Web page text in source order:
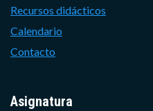
Recursos didácticos
Calendario
Contacto
Asignatura